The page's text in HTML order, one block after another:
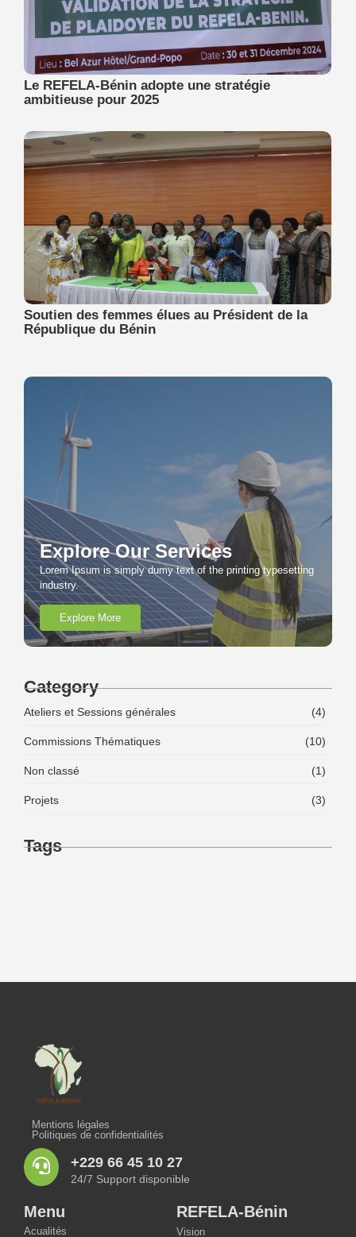
Le REFELA-Bénin adopte une stratégie
ambitieuse pour 2025
Soutien des femmes élues au Président de la
République du Bénin
Explore Our Services
Lorem Ipsum is simply dumy text of the printing typesetting
industry.
Explore More
Category
Ateliers et Sessions générales (4)
Commissions Thématiques (10)
Non classé (1)
Projets (3)
Tags
Mentions légales
Politiques de confidentialités
+229 66 45 10 27
24/7 Support disponible
Menu
Acualités
REFELA-Bénin
Vision